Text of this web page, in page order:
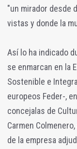
"un mirador desde
vistas y donde la
Así lo ha indicado
se enmarcan en la
Sostenible e
europeos Feder-,
concejalas de
Carmen
de la empresa